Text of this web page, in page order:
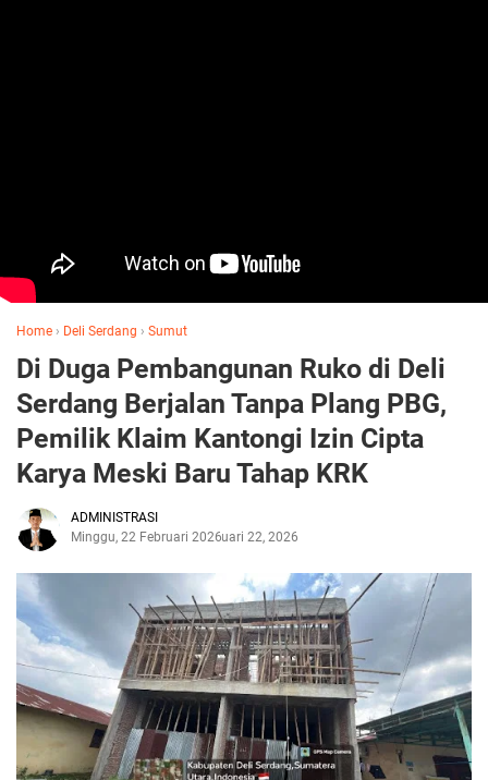
Home › Deli Serdang › Sumut
Di Duga Pembangunan Ruko di Deli
Serdang Berjalan Tanpa Plang PBG,
Pemilik Klaim Kantongi Izin Cipta
Karya Meski Baru Tahap KRK
ADMINISTRASI
Minggu, 22 Februari 2026Februari 22, 2026